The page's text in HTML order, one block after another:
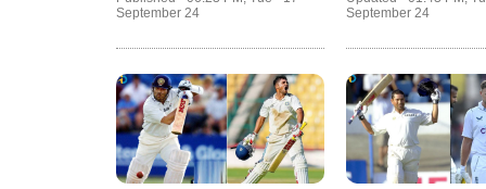
September 24
బ్యాటర్లు!
September 24